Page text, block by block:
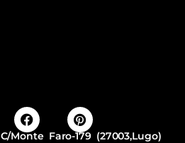
Monte Faro-179 (27003,Lugo)